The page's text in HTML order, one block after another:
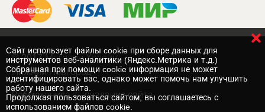
© 2017 Магазин Хозяин
Нижний Новгород
Вебмеханика — создание сайта
Cайт использует файлы cookie при сборе данных для
инструментов веб-аналитики (Яндекс.Метрика и т.д.)
Собранная при помощи cookie информация не может
идентифицировать вас, однако может помочь нам улучшить
работу нашего сайта.
Продолжая пользоваться сайтом, вы соглашаетесь с
использованием файлов cookie.